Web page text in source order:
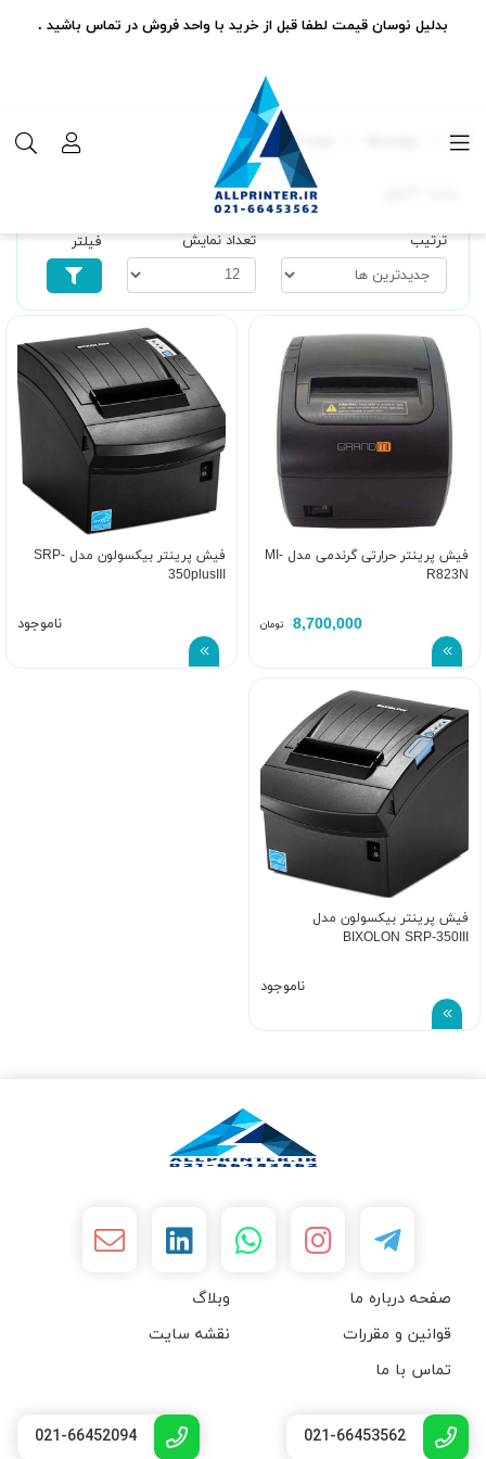
رسید اداری
ترتیب تعداد نمایش فیلتر
فیش پرینتر حرارتی گرندمی مدل MI-
R823N
8,700,000 تومان
فیش پرینتر بیکسولون مدل SRP-
350plusIII
ناموجود
فیش پرینتر بیکسولون مدل
BIXOLON SRP-350III
ناموجود
صفحه درباره ما
وبلاگ
قوانین و مقررات
نقشه سایت
تماس با ما
021-66453562
021-66452094
بدلیل نوسان قیمت لطفا قبل از خرید با واحد فروش در تماس باشید .